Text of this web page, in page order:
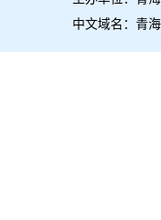
中文域名：青